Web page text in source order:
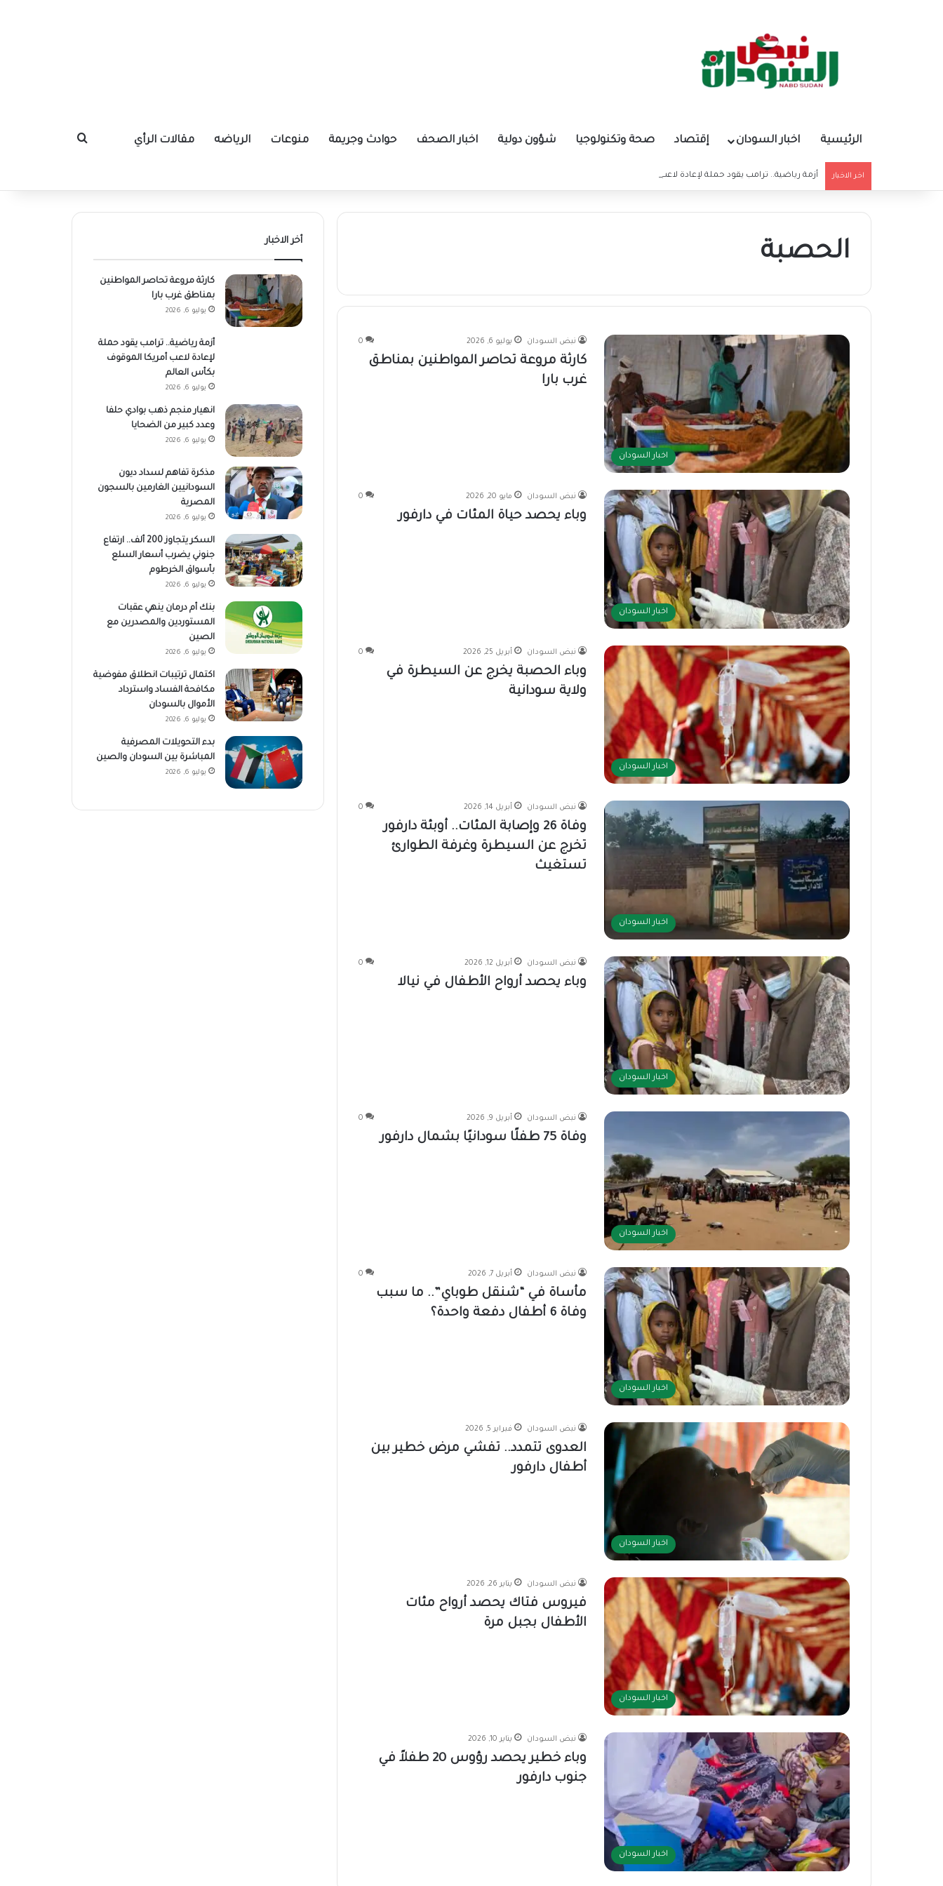
الرئيسية اخبار السودان إقتصاد صحة وتكنولوجيا شؤون دولية اخبار الصحف حوادث وجريمة منوعات الرياضه مقالات الرأي بحث عن
اخر الاخبار أزمة رياضية.. ترامب يقود حملة لإعادة لاعب أمريكا الموقوف بكأس العالم
الحصبة
اخبار السودان
نبض السودان يوليو 6, 2026 0
كارثة مروعة تحاصر المواطنين بمناطق
غرب بارا
اخبار السودان
نبض السودان مايو 20, 2026 0
وباء يحصد حياة المئات في دارفور
اخبار السودان
نبض السودان أبريل 25, 2026 0
وباء الحصبة يخرج عن السيطرة في
ولاية سودانية
اخبار السودان
نبض السودان أبريل 14, 2026 0
وفاة 26 وإصابة المئات.. أوبئة دارفور
تخرج عن السيطرة وغرفة الطوارئ
تستغيث
اخبار السودان
نبض السودان أبريل 12, 2026 0
وباء يحصد أرواح الأطفال في نيالا
اخبار السودان
نبض السودان أبريل 9, 2026 0
وفاة 75 طفلًا سودانيًا بشمال دارفور
اخبار السودان
نبض السودان أبريل 7, 2026 0
مأساة في “شنقل طوباي”.. ما سبب
وفاة 6 أطفال دفعة واحدة؟
اخبار السودان
نبض السودان فبراير 5, 2026
العدوى تتمدد.. تفشي مرض خطير بين
أطفال دارفور
اخبار السودان
نبض السودان يناير 26, 2026
فيروس فتاك يحصد أرواح مئات
الأطفال بجبل مرة
اخبار السودان
نبض السودان يناير 10, 2026
وباء خطير يحصد رؤوس 20 طفلاً في
جنوب دارفور
أخر الاخبار
كارثة مروعة تحاصر المواطنين
بمناطق غرب بارا
يوليو 6, 2026
أزمة رياضية.. ترامب يقود حملة
لإعادة لاعب أمريكا الموقوف
بكأس العالم
يوليو 6, 2026
انهيار منجم ذهب بوادي حلفا
وعدد كبير من الضحايا
يوليو 6, 2026
مذكرة تفاهم لسداد ديون
السودانيين الغارمين بالسجون
المصرية
يوليو 6, 2026
السكر يتجاوز 200 ألف.. ارتفاع
جنوني يضرب أسعار السلع
بأسواق الخرطوم
يوليو 6, 2026
بنك أم درمان ينهي عقبات
المستوردين والمصدرين مع
الصين
يوليو 6, 2026
اكتمال ترتيبات انطلاق مفوضية
مكافحة الفساد واسترداد
الأموال بالسودان
يوليو 6, 2026
بدء التحويلات المصرفية
المباشرة بين السودان والصين
يوليو 6, 2026